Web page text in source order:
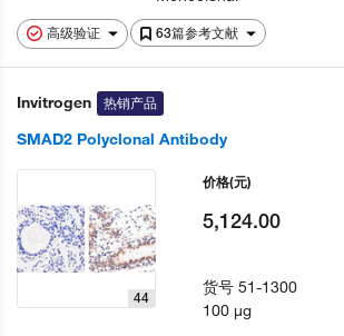
高级验证 63篇参考文献
Invitrogen 热销产品
SMAD2 Polyclonal Antibody
44
价格(元)
5,124.00
货号51-1300
100 µg